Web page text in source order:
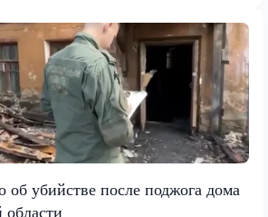
об убийстве после поджога дома